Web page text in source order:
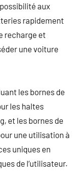
aux
rapidement
recharge et
une voiture
les bornes de
les haltes
et les bornes de
une utilisation à
uniques en
de l’utilisateur.